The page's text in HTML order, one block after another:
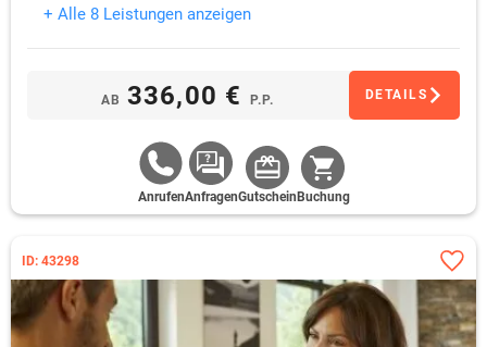
+ Alle 8 Leistungen anzeigen
AB 336,00 € P.P. DETAILS
AnrufenAnfragenGutschein Buchung
ID: 43298